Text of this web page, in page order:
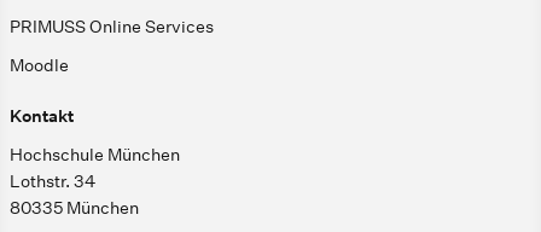
PRIMUSS Online Services
Moodle
Kontakt
Hochschule München
Lothstr. 34
80335 München